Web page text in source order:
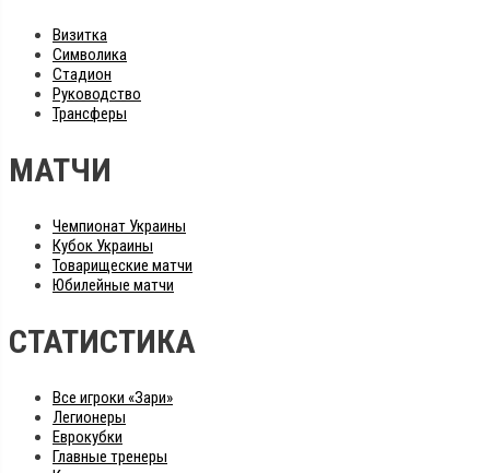
Визитка
Символика
Стадион
Руководство
Трансферы
МАТЧИ
Чемпионат Украины
Кубок Украины
Товарищеские матчи
Юбилейные матчи
СТАТИСТИКА
Все игроки «Зари»
Легионеры
Еврокубки
Главные тренеры